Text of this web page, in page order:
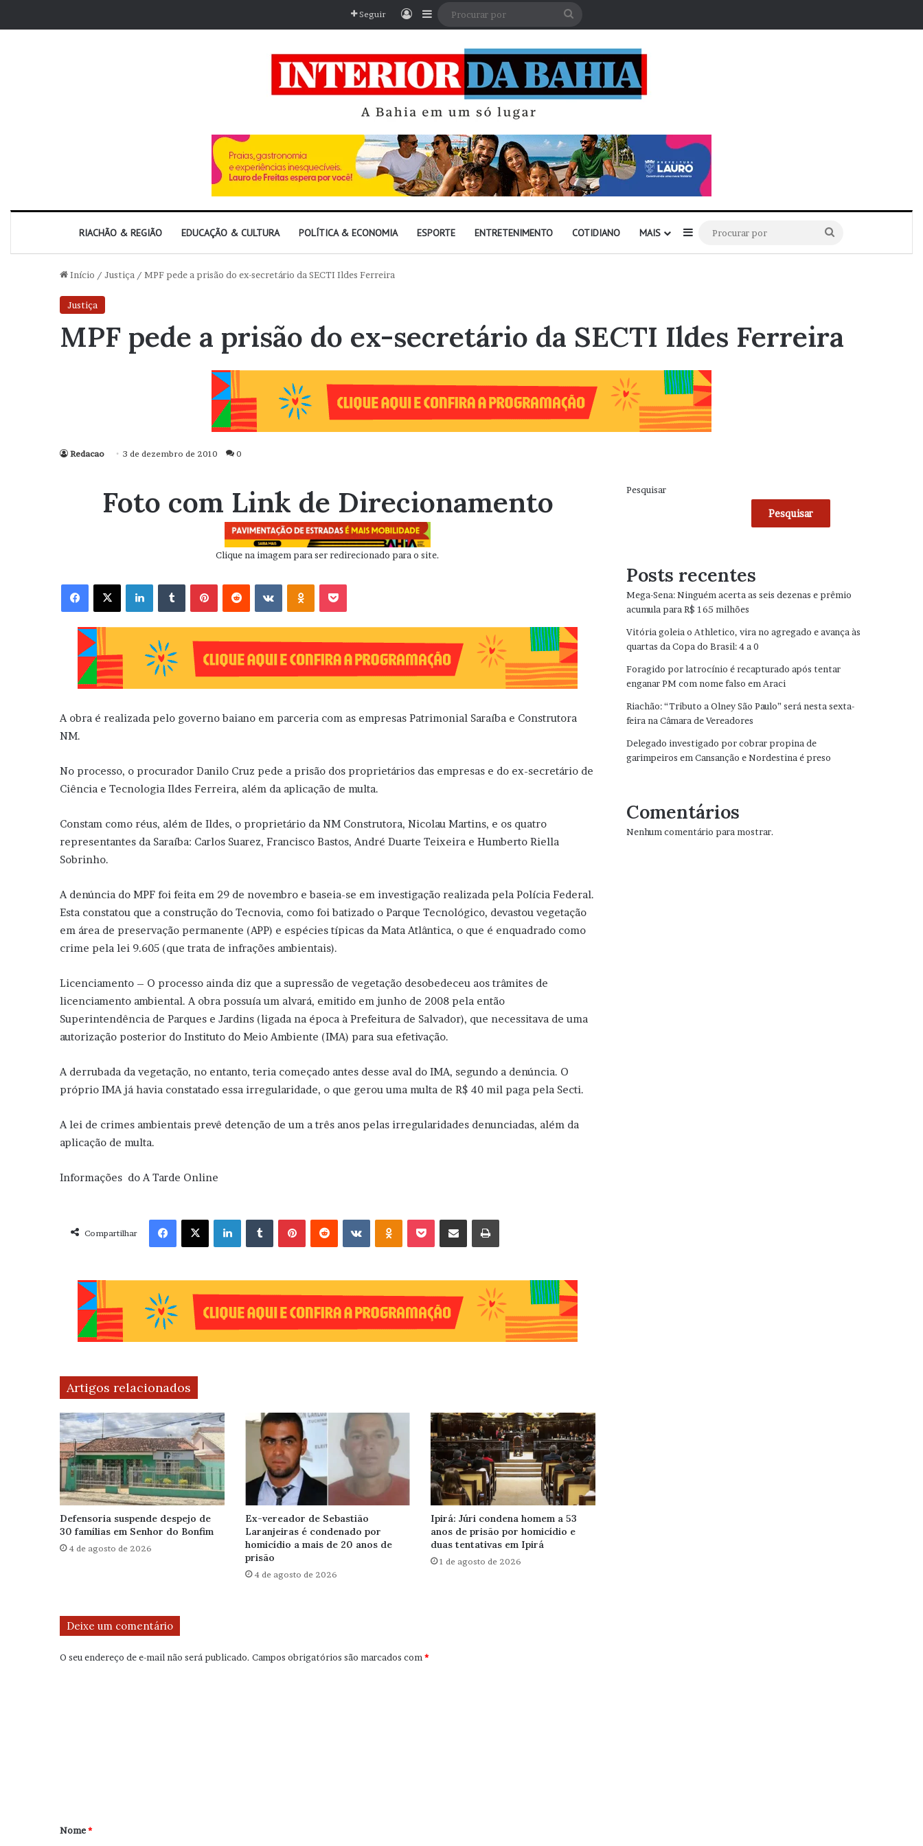
Seguir EntrarBarra Lateral
RIACHÃO & REGIÃO EDUCAÇÃO & CULTURA POLÍTICA & ECONOMIA ESPORTE ENTRETENIMENTO COTIDIANO MAIS Barra Lateral
por
Início / Justiça / MPF pede a prisão do ex-secretário da SECTI Ildes Ferreira
Justiça
MPF pede a prisão do ex-secretário da SECTI Ildes Ferreira
Redacao 3 de dezembro de 2010 0
Foto com Link de Direcionamento
Clique na imagem para ser redirecionado para o site.
Facebook X Linkedin VK OK
A obra é realizada pelo governo baiano em parceria com as empresas Patrimonial Saraíba e Construtora
NM.
No processo, o procurador Danilo Cruz pede a prisão dos proprietários das empresas e do ex-secretário de
Ciência e Tecnologia Ildes Ferreira, além da aplicação de multa.
Constam como réus, além de Ildes, o proprietário da NM Construtora, Nicolau Martins, e os quatro
representantes da Saraíba: Carlos Suarez, Francisco Bastos, André Duarte Teixeira e Humberto Riella
Sobrinho.
A denúncia do MPF foi feita em 29 de novembro e baseia-se em investigação realizada pela Polícia Federal.
Esta constatou que a construção do Tecnovia, como foi batizado o Parque Tecnológico, devastou vegetação
em área de preservação permanente (APP) e espécies típicas da Mata Atlântica, o que é enquadrado como
crime pela lei 9.605 (que trata de infrações ambientais).
Licenciamento – O processo ainda diz que a supressão de vegetação desobedeceu aos trâmites de
licenciamento ambiental. A obra possuía um alvará, emitido em junho de 2008 pela então
Superintendência de Parques e Jardins (ligada na época à Prefeitura de Salvador), que necessitava de uma
autorização posterior do Instituto do Meio Ambiente (IMA) para sua efetivação.
A derrubada da vegetação, no entanto, teria começado antes desse aval do IMA, segundo a denúncia. O
próprio IMA já havia constatado essa irregularidade, o que gerou uma multa de R$ 40 mil paga pela Secti.
A lei de crimes ambientais prevê detenção de um a três anos pelas irregularidades denunciadas, além da
aplicação de multa.
Informações do A Tarde Online
Compartilhar
Facebook X Linkedin VK OK
Artigos relacionados
Defensoria suspende despejo de
30 famílias em Senhor do Bonfim
4 de agosto de 2026
Ex-vereador de Sebastião
Laranjeiras é condenado por
homicídio a mais de 20 anos de
prisão
4 de agosto de 2026
Ipirá: Júri condena homem a 53
anos de prisão por homicídio e
duas tentativas em Ipirá
1 de agosto de 2026
Deixe um comentário
O seu endereço de e-mail não será publicado. Campos obrigatórios são marcados com*
r
Nome*
Pesquisar
Pesquisar
Posts recentes
Mega-Sena: Ninguém acerta as seis dezenas e prêmio
acumula para R$ 165 milhões
Vitória goleia o Athletico, vira no agregado e avança às
quartas da Copa do Brasil: 4 a 0
Foragido por latrocínio é recapturado após tentar
enganar PM com nome falso em Araci
Riachão: “Tributo a Olney São Paulo” será nesta sexta-
feira na Câmara de Vereadores
Delegado investigado por cobrar propina de
garimpeiros em Cansanção e Nordestina é preso
Comentários
Nenhum comentário para mostrar.